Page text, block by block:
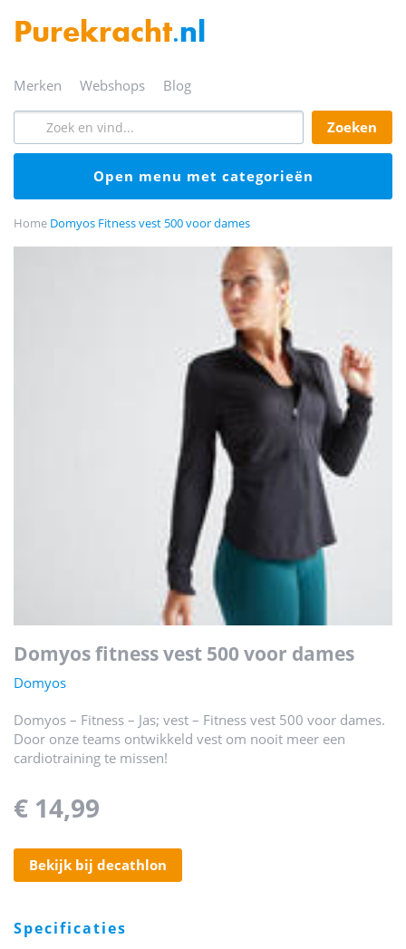
Purekracht.nl
merken webshops blog
zoeken
open menu met categorieën
Home Domyos Fitness vest 500 voor dames
domyos fitness vest 500 voor dames
Domyos
Domyos – Fitness – Jas; vest – Fitness vest 500 voor dames.
Door onze teams ontwikkeld vest om nooit meer een
cardiotraining te missen!
€ 14,99
bekijk bij decathlon
specificaties